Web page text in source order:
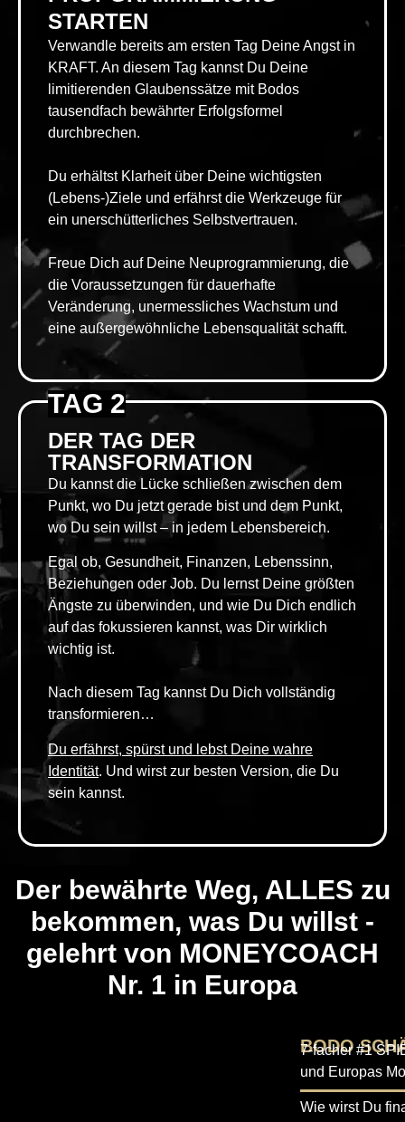
STARTEN
Verwandle bereits am ersten Tag Deine Angst in
KRAFT. An diesem Tag kannst Du Deine
limitierenden Glaubenssätze mit Bodos
tausendfach bewährter Erfolgsformel
durchbrechen.
Du erhältst Klarheit über Deine wichtigsten
(Lebens-)Ziele und erfährst die Werkzeuge für
ein unerschütterliches Selbstvertrauen.
Freue Dich auf Deine Neuprogrammierung, die
die Voraussetzungen für dauerhafte
Veränderung, unermessliches Wachstum und
eine außergewöhnliche Lebensqualität schafft.
TAG 2
DER TAG DER
TRANSFORMATION
Du kannst die Lücke schließen zwischen dem
Punkt, wo Du jetzt gerade bist und dem Punkt,
wo Du sein willst – in jedem Lebensbereich.
Egal ob, Gesundheit, Finanzen, Lebenssinn,
Beziehungen oder Job. Du lernst Deine größten
Ängste zu überwinden, und wie Du Dich endlich
auf das fokussieren kannst, was Dir wirklich
wichtig ist.
Nach diesem Tag kannst Du Dich vollständig
transformieren…
Du erfährst, spürst und lebst Deine wahre
Identität. Und wirst zur besten Version, die Du
sein kannst.
Der bewährte Weg, ALLES zu
bekommen, was Du willst -
gelehrt von MONEYCOACH
Nr. 1 in Europa
BODO
7-facher #1
und Europas
Wie wirst Du